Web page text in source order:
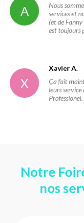
A
Nous
services et
(et de
est toujours
X
Xavier A.
Ça fait
leurs service
Professionel.
Notre
nos